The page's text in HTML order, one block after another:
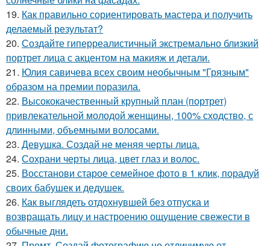
19. Как правильно сориентировать мастера и получить
делаемый результат?
20. Создайте гиперреалистичный экстремально близкий
портрет лица с акцентом на макияж и детали.
21. Юлия савичева всех своим необычным "Грязным"
образом на премии поразила.
22. Высококачественный крупный план (портрет)
привлекательной молодой женщины, 100% сходство, с
длинными, объемными волосами.
23. Девушка. Создай не меняя черты лица.
24. Сохрани черты лица, цвет глаз и волос.
25. Восстанови старое семейное фото в 1 клик, порадуй
своих бабушек и дедушек.
26. Как выглядеть отдохнувшей без отпуска и
возвращать лицу и настроению ощущение свежести в
обычные дни.